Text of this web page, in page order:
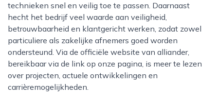
technieken snel en veilig toe te passen. Daarnaast
hecht het bedrijf veel waarde aan veiligheid,
betrouwbaarheid en klantgericht werken, zodat zowel
particuliere als zakelijke afnemers goed worden
ondersteund. Via de officiële website van alliander,
bereikbaar via de link op onze pagina, is meer te lezen
over projecten, actuele ontwikkelingen en
carrièremogelijkheden.